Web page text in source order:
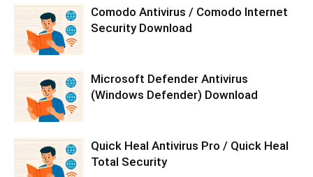
Comodo Antivirus / Comodo Internet
Security Download
Microsoft Defender Antivirus
(Windows Defender) Download
Quick Heal Antivirus Pro / Quick Heal
Total Security